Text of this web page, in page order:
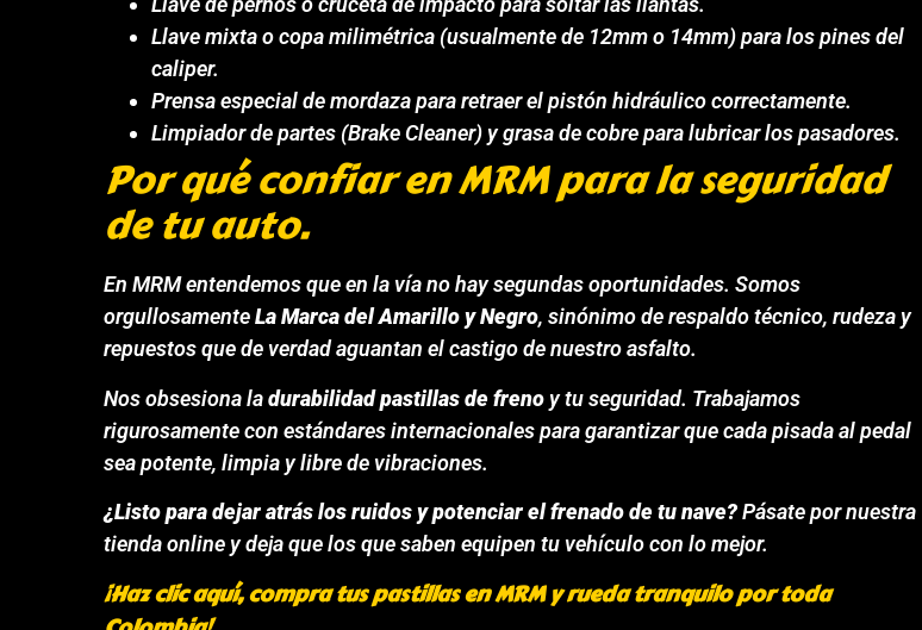
Llave mixta o copa milimétrica (usualmente de 12mm o 14mm) para los pines del
caliper.
Prensa especial de mordaza para retraer el pistón hidráulico correctamente.
Limpiador de partes (Brake Cleaner) y grasa de cobre para lubricar los pasadores.
Por qué confiar en MRM para la seguridad
de tu auto.
En MRM entendemos que en la vía no hay segundas oportunidades. Somos
orgullosamenteLa Marca del Amarillo y Negro, sinónimo de respaldo técnico, rudeza y
repuestos que de verdad aguantan el castigo de nuestro asfalto.
Nos obsesiona ladurabilidad pastillas de freno y tu seguridad. Trabajamos
rigurosamente con estándares internacionales para garantizar que cada pisada al pedal
sea potente, limpia y libre de vibraciones.
¿Listo para dejar atrás los ruidos y potenciar el frenado de tu nave?Pásate por nuestra
tienda online y deja que los que saben equipen tu vehículo con lo mejor.
¡Haz clic aquí, compra tus pastillas en MRM y rueda tranquilo por toda